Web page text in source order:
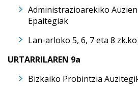
Administrazioarekiko
Epaitegiak
Lan-arloko 5, 6, 7 eta 8
URTARRILAREN 9a
Bizkaiko Probintzia